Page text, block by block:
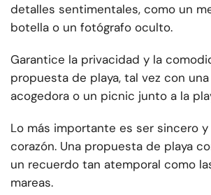
detalles sentimentales, como un
botella o un fotógrafo oculto.
Garantice la privacidad y la
propuesta de playa, tal vez con
acogedora o un picnic junto a la
Lo más importante es ser sincero
corazón. Una propuesta de playa
un recuerdo tan atemporal como
mareas.